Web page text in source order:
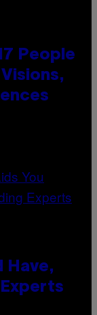
People
Have,